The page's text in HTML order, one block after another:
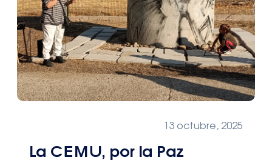
13 octubre, 2025
La CEMU, por la Paz